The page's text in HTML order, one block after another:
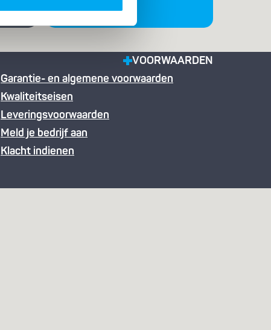
VOORWAARDEN
Garantie- en algemene voorwaarden
Kwaliteitseisen
Leveringsvoorwaarden
Meld je bedrijf aan
Klacht indienen